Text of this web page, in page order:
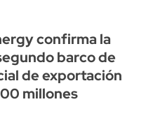
confirma la
barco de
de exportación
millones